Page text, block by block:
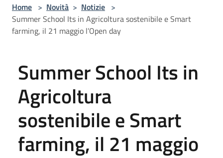
Home > Novità > Notizie >
Summer School Its in Agricoltura sostenibile e Smart
farming, il 21 maggio l’Open day
Summer School Its in
Agricoltura
sostenibile e Smart
farming, il 21 maggio